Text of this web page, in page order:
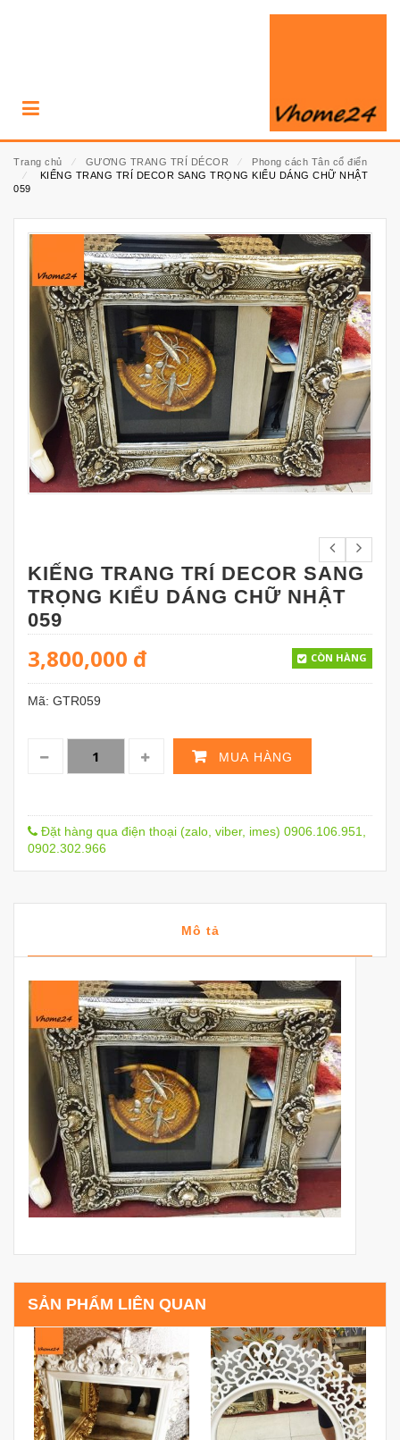
Trang chủ ⁄ GƯƠNG TRANG TRÍ DÉCOR ⁄
Phong cách Tân cổ điển
⁄
KIẾNG TRANG TRÍ DECOR SANG TRỌNG KIỂU DÁNG CHỮ NHẬT
059
KIẾNG TRANG TRÍ DECOR SANG
TRỌNG KIỂU DÁNG CHỮ NHẬT
059
3,800,000 đ CÒN HÀNG
Mã: GTR059
MUA HÀNG
Đặt hàng qua điện thoại (zalo, viber, imes) 0906.106.951,
0902.302.966
Mô tả
SẢN PHẨM LIÊN QUAN